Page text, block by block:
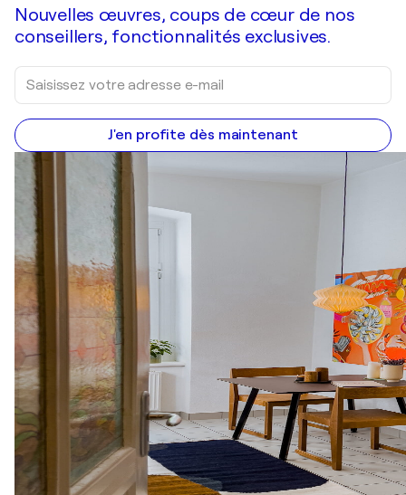
Nouvelles œuvres, coups de cœur de nos
conseillers, fonctionnalités exclusives.
J'en profite dès maintenant